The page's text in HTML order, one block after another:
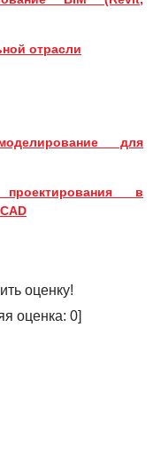
отрасли
для
в
оценку!
оценка: 0]